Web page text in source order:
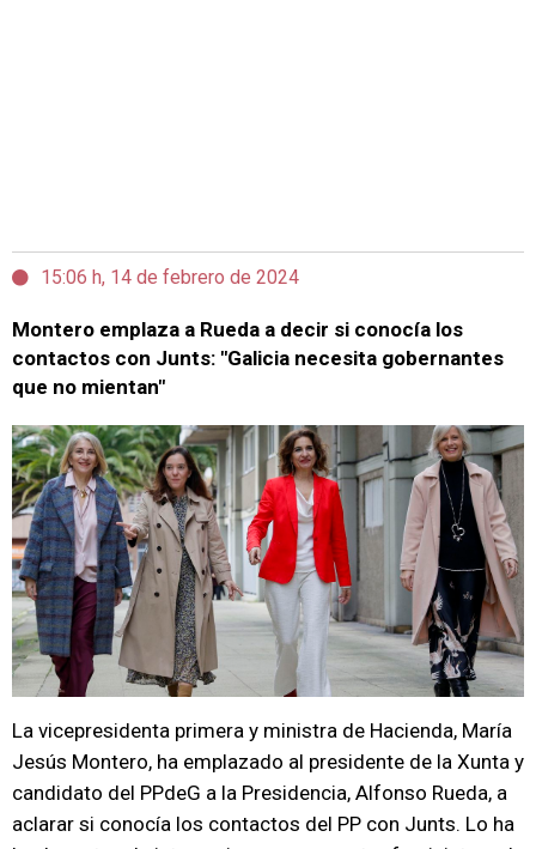
15:06 h, 14 de febrero de 2024
Montero emplaza a Rueda a decir si conocía los
contactos con Junts: "Galicia necesita gobernantes
que no mientan"
La vicepresidenta primera y ministra de Hacienda, María
Jesús Montero, ha emplazado al presidente de la Xunta y
candidato del PPdeG a la Presidencia, Alfonso Rueda, a
aclarar si conocía los contactos del PP con Junts. Lo ha